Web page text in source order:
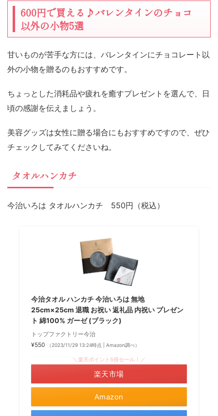
600円で買える♪バレンタインのチョコ
以外の小物5選
甘いものが苦手な方には、バレンタインにチョコレート以
外の小物を贈るのもおすすめです。
ちょっとした消耗品や疲れを癒すプレゼントを選んで、日
頃の感謝を伝えましょう。
美容グッズは女性に贈る場合にもおすすめですので、ぜひ
チェックしてみてくださいね。
タオルハンカチ
今治いろは タオルハンカチ 550円（税込）
今治タオル ハンカチ 今治いろは 無地
25cm×25cm 退職 お祝い 返礼品 内祝い プレゼン
ト 綿100% ガーゼ (ブラック)
トップファクトリー今治
¥550
（2023/11/29 13:24時点 | Amazon調べ）
Amazon
＼楽天ポイント5倍セール！／
楽天市場